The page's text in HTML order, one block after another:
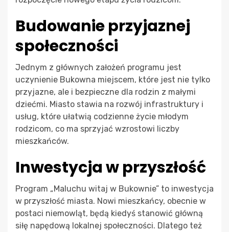
Budowanie przyjaznej
społeczności
Jednym z głównych założeń programu jest
uczynienie Bukowna miejscem, które jest nie tylko
przyjazne, ale i bezpieczne dla rodzin z małymi
dziećmi. Miasto stawia na rozwój infrastruktury i
usług, które ułatwią codzienne życie młodym
rodzicom, co ma sprzyjać wzrostowi liczby
mieszkańców.
Inwestycja w przyszłość
Program „Maluchu witaj w Bukownie” to inwestycja
w przyszłość miasta. Nowi mieszkańcy, obecnie w
postaci niemowląt, będą kiedyś stanowić główną
siłę napędową lokalnej społeczności. Dlatego też